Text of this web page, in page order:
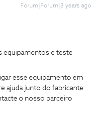
Forum|Forum|3 years ago
equipamentos e teste
esse equipamento em
ajuda junto do fabricante
o nosso parceiro